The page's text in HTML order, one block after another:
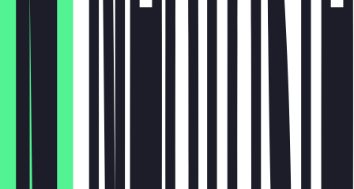
Croissant
2,00 €